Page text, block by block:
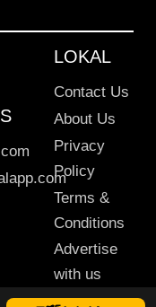
LOKAL
Contact Us
About Us
Privacy
Policy
Terms &
Conditions
Advertise
with us
Sitemap